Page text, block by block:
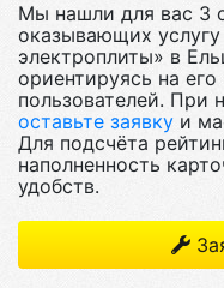
Мы нашли для вас 3
оказывающих
электроплиты» в
ориентируясь на
пользователей. При
оставьте заявку и
Для подсчёта
наполненность
удобств.